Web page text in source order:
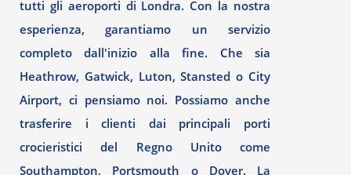
tutti gli aeroporti di Londra. Con la nostra
esperienza, garantiamo un servizio
completo dall'inizio alla fine. Che sia
Heathrow, Gatwick, Luton, Stansted o City
Airport, ci pensiamo noi. Possiamo anche
trasferire i clienti dai principali porti
crocieristici del Regno Unito come
Southampton, Portsmouth o Dover. La